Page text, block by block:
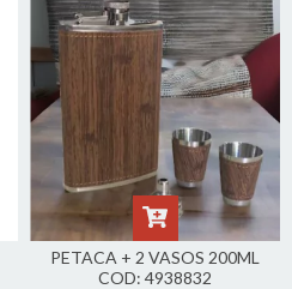
PETACA + 2 VASOS 200ML
COD: 4938832